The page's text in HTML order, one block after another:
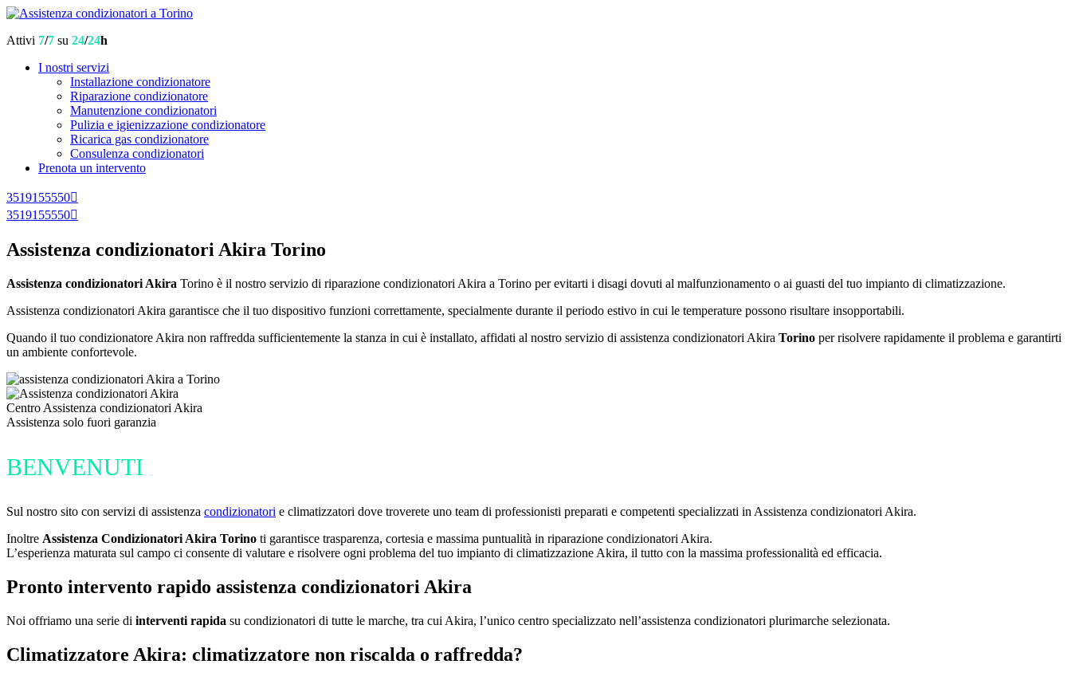
Attivi 7/7 su 24/24h
I nostri servizi
Installazione condizionatore
Riparazione condizionatore
Manutenzione condizionatori
Pulizia e igienizzazione condizionatore
Ricarica gas condizionatore
Consulenza condizionatori
Prenota un intervento
3519155550
3519155550
Assistenza condizionatori Akira Torino
Assistenza condizionatori Akira Torino è il nostro servizio di riparazione condizionatori Akira a Torino per evitarti i disagi dovuti al malfunzionamento o ai guasti del tuo impianto di climatizzazione.
Assistenza condizionatori Akira garantisce che il tuo dispositivo funzioni correttamente, specialmente durante il periodo estivo in cui le temperature possono risultare insopportabili.
Quando il tuo condizionatore Akira non raffredda sufficientemente la stanza in cui è installato, affidati al nostro servizio di assistenza condizionatori Akira Torino per risolvere rapidamente il problema e garantirti
un ambiente confortevole.
Centro Assistenza condizionatori Akira
Assistenza solo fuori garanzia
BENVENUTI
Sul nostro sito con servizi di assistenza condizionatori e climatizzatori dove troverete uno team di professionisti preparati e competenti specializzati in Assistenza condizionatori Akira.
Inoltre Assistenza Condizionatori Akira Torino ti garantisce trasparenza, cortesia e massima puntualità in riparazione condizionatori Akira.
L’esperienza maturata sul campo ci consente di valutare e risolvere ogni problema del tuo impianto di climatizzazione Akira, il tutto con la massima professionalità ed efficacia.
Pronto intervento rapido assistenza condizionatori Akira
Noi offriamo una serie di interventi rapida su condizionatori di tutte le marche, tra cui Akira, l’unico centro specializzato nell’assistenza condizionatori plurimarche selezionata.
Climatizzatore Akira: climatizzatore non riscalda o raffredda?